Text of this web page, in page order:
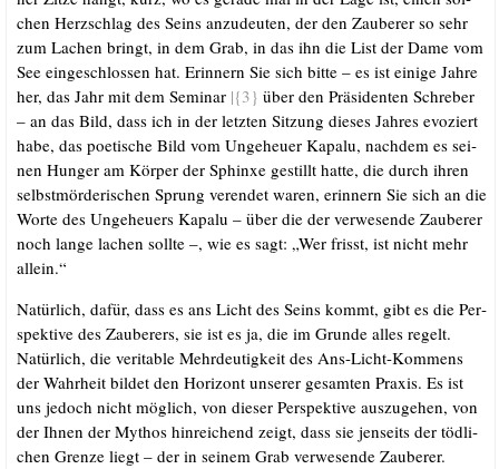
chen Herz­schlag des Seins anzu­deu­ten, der den Zau­be­rer so sehr
zum Lachen bringt, in dem Grab, in das ihn die List der Dame vom
See ein­ge­schlos­sen hat. Erin­nern Sie sich bit­te – es ist eini­ge Jah­re
her, das Jahr mit dem Semi­nar |{3} über den Prä­si­den­ten Schre­ber
– an das Bild, dass ich in der letz­ten Sit­zung die­ses Jah­res evo­ziert
habe, das poe­ti­sche Bild vom Unge­heu­er Kapa­lu, nach­dem es sei­
nen Hun­ger am Kör­per der Sphin­xe gestillt hat­te, die durch ihren
selbst­mör­de­ri­schen Sprung ver­en­det waren, erin­nern Sie sich an die
Wor­te des Unge­heu­ers Kapa­lu – über die der ver­we­sen­de Zau­be­rer
noch lan­ge lachen soll­te –, wie es sagt: „Wer frisst, ist nicht mehr
allein.“
Natür­lich, dafür, dass es ans Licht des Seins kommt, gibt es die Per­
spek­ti­ve des Zau­be­rers, sie ist es ja, die im Grun­de alles regelt.
Natür­lich, die veri­ta­ble Mehr­deu­tig­keit des Ans-Licht-Kom­mens
der Wahr­heit bil­det den Hori­zont unse­rer gesam­ten Pra­xis. Es ist
uns jedoch nicht mög­lich, von die­ser Per­spek­ti­ve aus­zu­ge­hen, von
der Ihnen der Mythos hin­rei­chend zeigt, dass sie jen­seits der töd­li­
chen Gren­ze liegt – der in sei­nem Grab ver­we­sen­de Zauberer.